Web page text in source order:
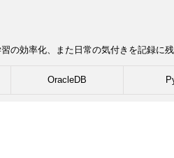
の効率化、また日常の気付きを記録に残
OracleDB